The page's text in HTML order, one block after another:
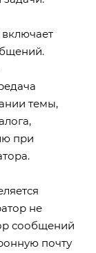
темы,
при
не
сообщений
почту